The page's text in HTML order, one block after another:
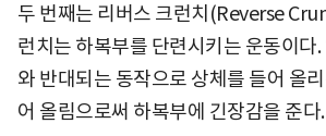
두 번째는 리버스 크런치(Reverse
런치는 하복부를 단련시키는 운동이다.
와 반대되는 동작으로 상체를 들어 올
어 올림으로써 하복부에 긴장감을 준다.